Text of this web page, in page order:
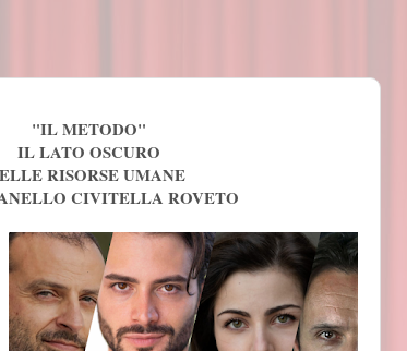
"IL METODO"
IL LATO OSCURO
RISORSE UMANE
CIVITELLA ROVETO